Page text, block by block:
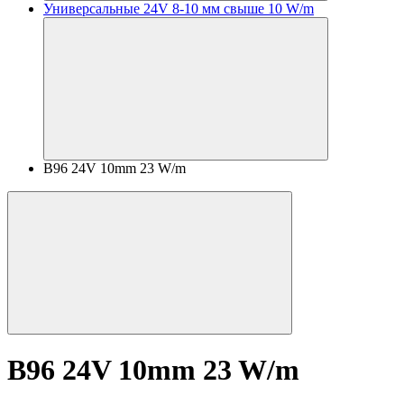
Универсальные 24V 8-10 мм свыше 10 W/m
B96 24V 10mm 23 W/m
B96 24V 10mm 23 W/m